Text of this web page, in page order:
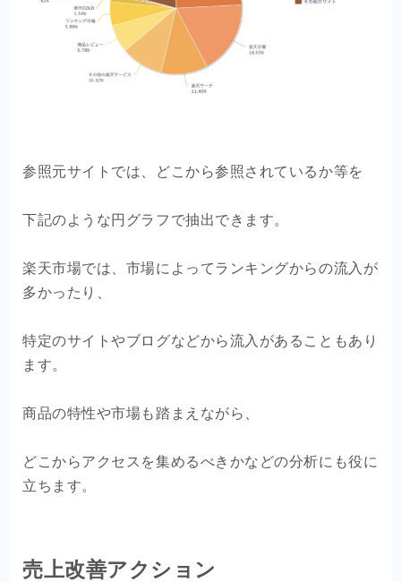
参照元サイトでは、どこから参照されているか等を
下記のような円グラフで抽出できます。
楽天市場では、市場によってランキングからの流入が
多かったり、
特定のサイトやブログなどから流入があることもあり
ます。
商品の特性や市場も踏まえながら、
どこからアクセスを集めるべきかなどの分析にも役に
立ちます。
売上改善アクション